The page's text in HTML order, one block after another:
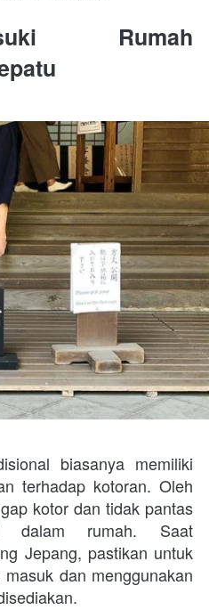
Rumah
biasanya memiliki
terhadap kotoran. Oleh
kotor dan tidak pantas
dalam rumah. Saat
Jepang, pastikan untuk
dan menggunakan